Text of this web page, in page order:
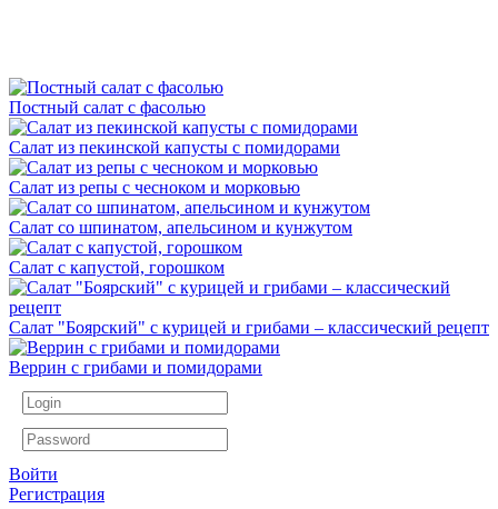
Постный салат с фасолью
Салат из пекинской капусты с помидорами
Салат из репы с чесноком и морковью
Салат со шпинатом, апельсином и кунжутом
Салат с капустой, горошком
Салат "Боярский" с курицей и грибами – классический рецепт
Веррин с грибами и помидорами
Войти
Регистрация